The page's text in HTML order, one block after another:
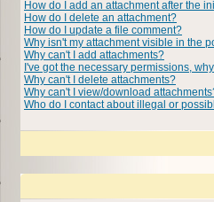
How do I add an attachment after the
How do I delete an attachment?
How do I update a file comment?
Why isn't my attachment visible in the
Why can't I add attachments?
I've got the necessary permissions,
Why can't I delete attachments?
Why can't I view/download
Who do I contact about illegal or